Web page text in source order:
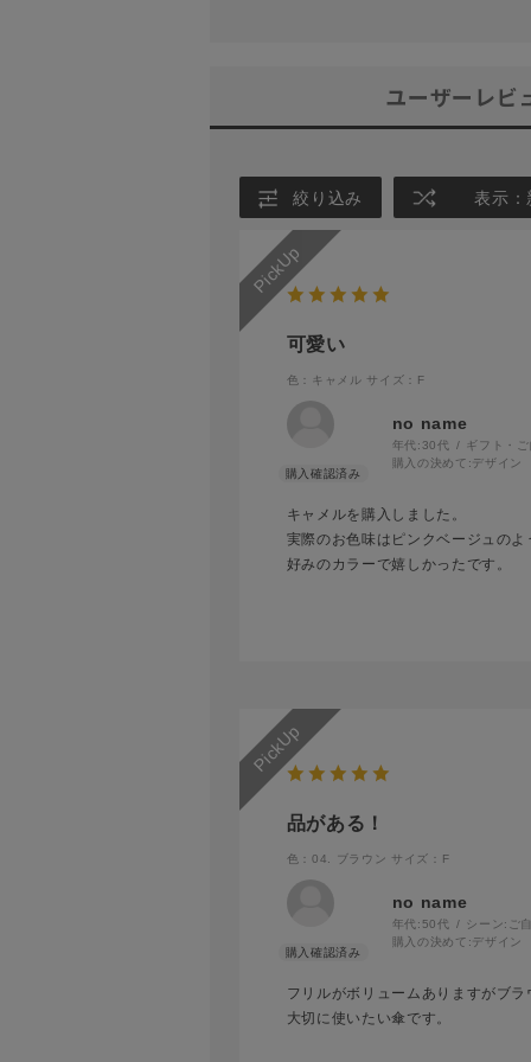
ユーザーレビ
絞り込み 表示：
可愛い
色：キャメル サイズ：F
no name
年代:30代
ギフト・
購入の決めて: デザイン
キャメルを購入しました。
実際のお色味はピンクベージュの
好みのカラーで嬉しかったです。
品がある！
色：04. ブラウン サイズ：F
no name
年代: 50代 シーン: ご
購入の決めて: デザイン
フリルがボリュームありますがブ
大切に使いたい傘です。